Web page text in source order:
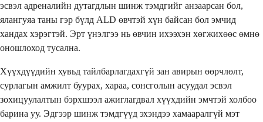
эсвэл адреналийн дутагдлын шинж тэмдгийг анзаарсан бол,
ялангуяа таны гэр бүлд ALD өвчтэй хүн байсан бол эмчид
хандах хэрэгтэй. Эрт үнэлгээ нь өвчин ихээхэн хөгжихөөс өмнө
оношлоход тусална.
Хүүхдүүдийн хувьд тайлбарлагдахгүй зан авирын өөрчлөлт,
сурлагын амжилт буурах, хараа, сонсголын асуудал эсвэл
зохицуулалтын бэрхшээл ажиглагдвал хүүхдийн эмчтэй холбоо
барина уу. Эдгээр шинж тэмдгүүд эхэндээ хамааралгүй мэт